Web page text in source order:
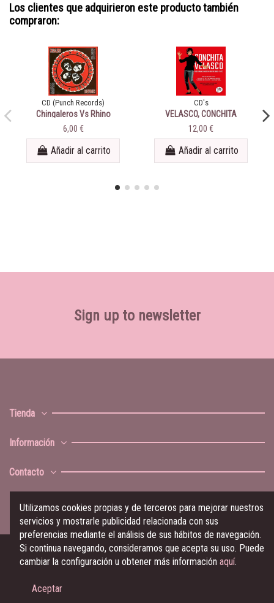
Los clientes que adquirieron este producto también
compraron:
CD (Punch Records)
Chingaleros Vs Rhino
Wrestlers ‎– Untitled
6,00 €
Añadir al carrito
CD's
VELASCO, CONCHITA
12,00 €
Añadir al carrito
Sign up to newsletter
Tienda
Información
Contacto
Utilizamos cookies propias y de terceros para mejorar nuestros
servicios y mostrarle publicidad relacionada con sus
preferencias mediante el análisis de sus hábitos de navegación.
Si continua navegando, consideramos que acepta su uso. Puede
cambiar la configuración u obtener más información aquí.
Aceptar